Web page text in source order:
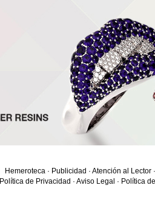
Hemeroteca · Publicidad · Atención al Lector ·
Política de Privacidad · Aviso Legal · Política